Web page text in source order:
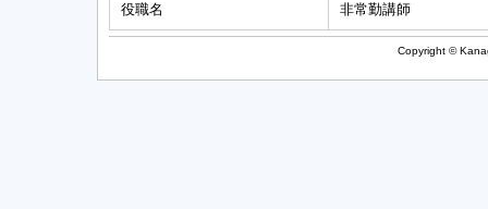
役職名 非常勤講師
Copyright ©